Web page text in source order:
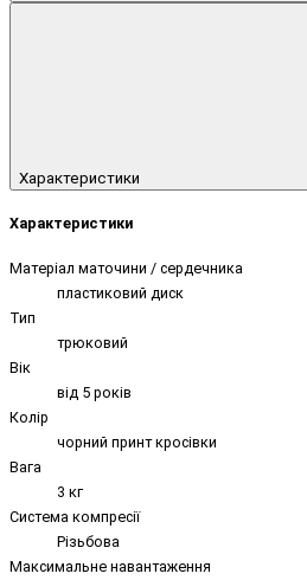
Характеристики
Характеристики
Матеріал маточини / сердечника
пластиковий диск
Тип
трюковий
Вік
від 5 років
Колір
чорний принт кросівки
Вага
3 кг
Система компресії
Різьбова
Максимальне навантаження